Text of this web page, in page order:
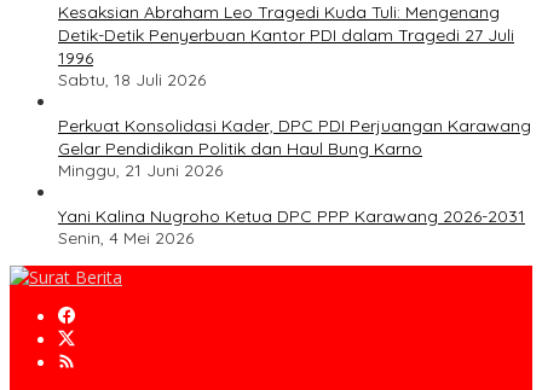
Kesaksian Abraham Leo Tragedi Kuda Tuli: Mengenang
Detik-Detik Penyerbuan Kantor PDI dalam Tragedi 27 Juli
1996
Sabtu, 18 Juli 2026
Perkuat Konsolidasi Kader, DPC PDI Perjuangan Karawang
Gelar Pendidikan Politik dan Haul Bung Karno
Minggu, 21 Juni 2026
Yani Kalina Nugroho Ketua DPC PPP Karawang 2026-2031
Senin, 4 Mei 2026